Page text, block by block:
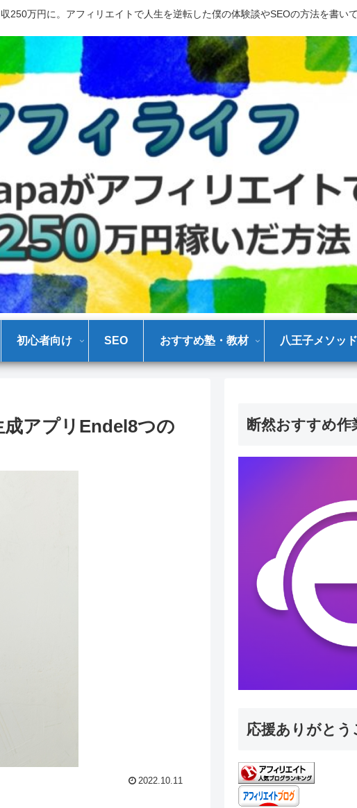
万円に。アフィリエイトで人生を逆転した僕の体験談やSEOの方法を書いて
初心者向け SEO おすすめ塾・教材 八王子メソッド
成アプリEndel8つの
2022.10.11
断然おすすめ作
応援ありがとう